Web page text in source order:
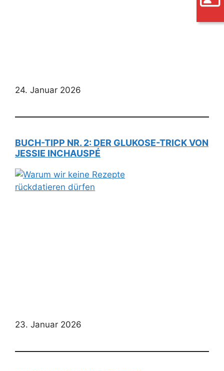
24. Januar 2026
BUCH-TIPP NR. 2: DER GLUKOSE-TRICK VON
JESSIE INCHAUSPÉ
23. Januar 2026